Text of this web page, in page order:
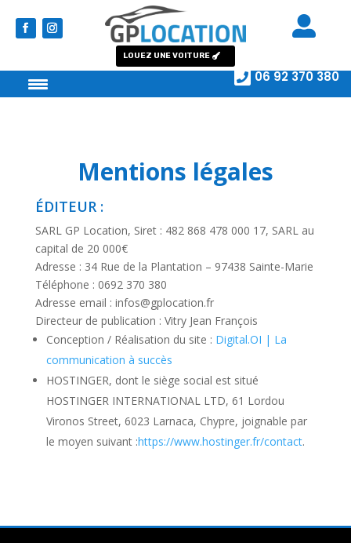
LOUEZ UNE VOITURE

 06 92 370 380
Mentions légales
ÉDITEUR :
SARL GP Location, Siret : 482 868 478 000 17, SARL au
capital de 20 000€
Adresse : 34 Rue de la Plantation – 97438 Sainte-Marie
Téléphone : 0692 370 380
Adresse email : infos@gplocation.fr
Directeur de publication : Vitry Jean François
Conception / Réalisation du site : Digital.OI | La
communication à succès
HOSTINGER, dont le siège social est situé
HOSTINGER INTERNATIONAL LTD, 61 Lordou
Vironos Street, 6023 Larnaca, Chypre, joignable par
le moyen suivant :https://www.hostinger.fr/contact.